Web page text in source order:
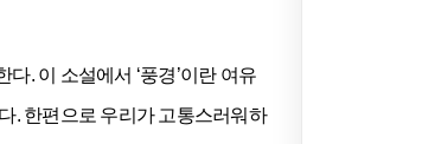
. 이 소설에서 ‘풍경’이란 여유
. 한편으로 우리가 고통스러워하